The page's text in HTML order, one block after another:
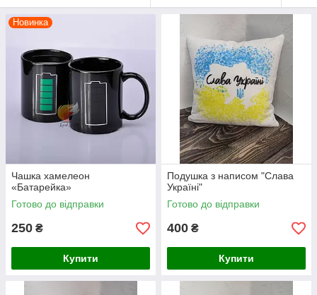
Новинка
Чашка хамелеон
«Батарейка»
Готово до відправки
250 ₴
Купити
Подушка з написом "Слава
Україні"
Готово до відправки
400 ₴
Купити